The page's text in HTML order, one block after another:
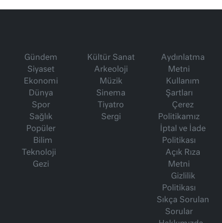
Gündem
Siyaset
Ekonomi
Dünya
Spor
Sağlık
Popüler
Bilim
Teknoloji
Gezi
Kültür Sanat
Arkeoloji
Müzik
Sinema
Tiyatro
Sergi
Aydınlatma
Metni
Kullanım
Şartları
Çerez
Politikamız
İptal ve İade
Politikası
Açık Rıza
Metni
Gizlilik
Politikası
Sıkça Sorulan
Sorular